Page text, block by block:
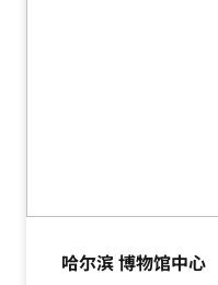
哈尔滨 博物馆中心